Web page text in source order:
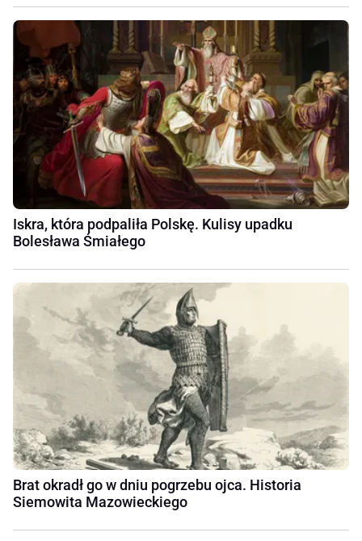
Iskra, która podpaliła Polskę. Kulisy upadku
Bolesława Śmiałego
Brat okradł go w dniu pogrzebu ojca. Historia
Siemowita Mazowieckiego